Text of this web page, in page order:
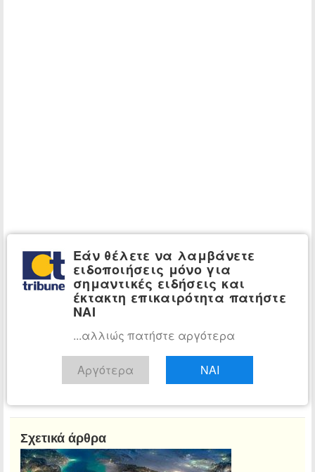
Διαβάστε όλα τα άρθρα
Σχετικά άρθρα
Εάν θέλετε να λαμβάνετε
ειδοποιήσεις μόνο για
σημαντικές ειδήσεις και
έκτακτη επικαιρότητα πατήστε
ΝΑΙ
...αλλιώς πατήστε αργότερα
Αργότερα ΝΑΙ